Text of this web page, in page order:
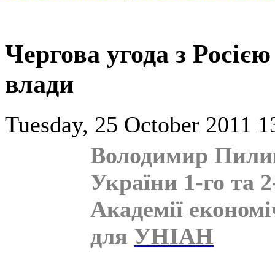
Чергова угода з
влади
Tuesday, 25 October 2011
Володимир
України 1-го та
Академії
для УНІАН